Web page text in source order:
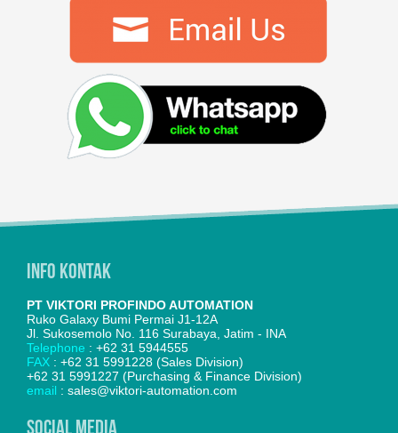
Info Kontak
PT VIKTORI PROFINDO AUTOMATION
Ruko Galaxy Bumi Permai J1-12A
Jl. Sukosemolo No. 116 Surabaya, Jatim - INA
Telephone : +62 31 5944555
FAX : +62 31 5991228 (Sales Division)
+62 31 5991227 (Purchasing & Finance Division)
email : sales@viktori-automation.com